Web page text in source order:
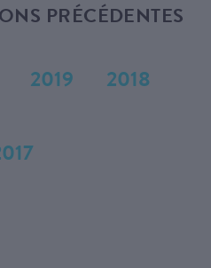
PRÉCÉDENTES
2019 2018